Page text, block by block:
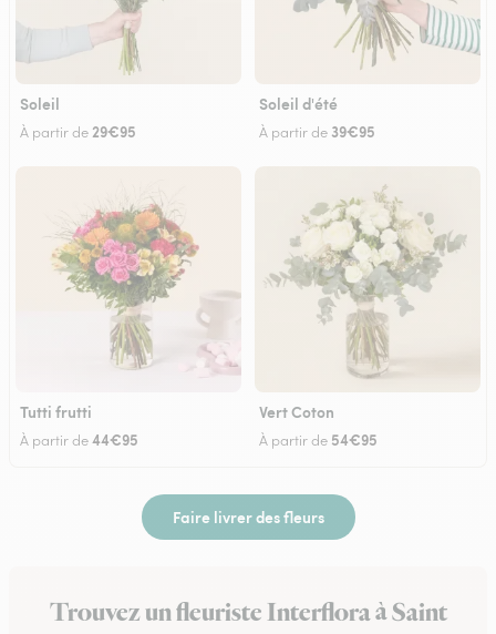
Soleil
À partir de29€95
Soleil d'été
À partir de 39€95
Tutti frutti
À partir de44€95
Vert Coton
À partir de 54€95
Faire livrer des fleurs
Trouvez un fleuriste Interflora à Saint